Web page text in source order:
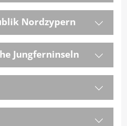
Nordzypern
Jungferninseln